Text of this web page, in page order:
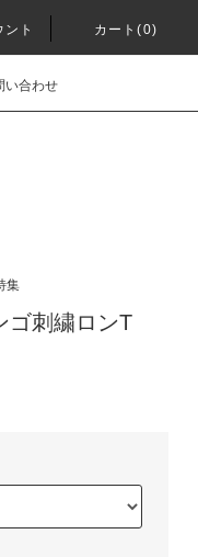
ント カート(0)
い合わせ
集
ゴ刺繍ロンT